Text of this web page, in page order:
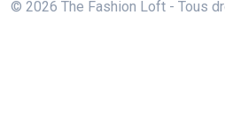
© 2026 The Fashion Loft - Tous